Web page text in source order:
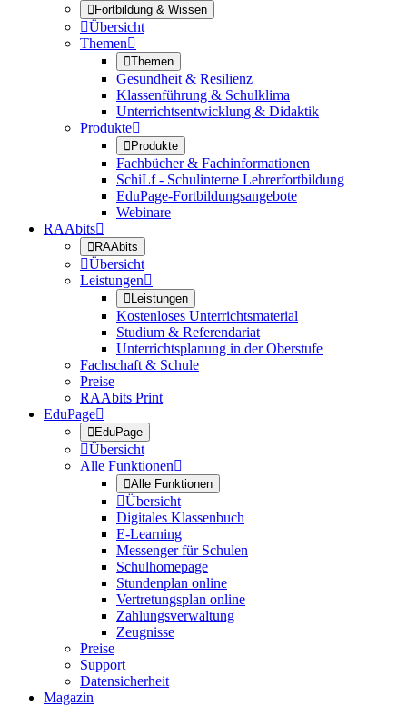
Fortbildung & Wissen
Übersicht
Themen
Themen
Gesundheit & Resilienz
Klassenführung & Schulklima
Unterrichtsentwicklung & Didaktik
Produkte
Produkte
Fachbücher & Fachinformationen
SchiLf - Schulinterne Lehrerfortbildung
EduPage-Fortbildungsangebote
Webinare
RAAbits
RAAbits
Übersicht
Leistungen
Leistungen
Kostenloses Unterrichtsmaterial
Studium & Referendariat
Unterrichtsplanung in der Oberstufe
Fachschaft & Schule
Preise
RAAbits Print
EduPage
EduPage
Übersicht
Alle Funktionen
Alle Funktionen
Übersicht
Digitales Klassenbuch
E-Learning
Messenger für Schulen
Schulhomepage
Stundenplan online
Vertretungsplan online
Zahlungsverwaltung
Zeugnisse
Preise
Support
Datensicherheit
Magazin